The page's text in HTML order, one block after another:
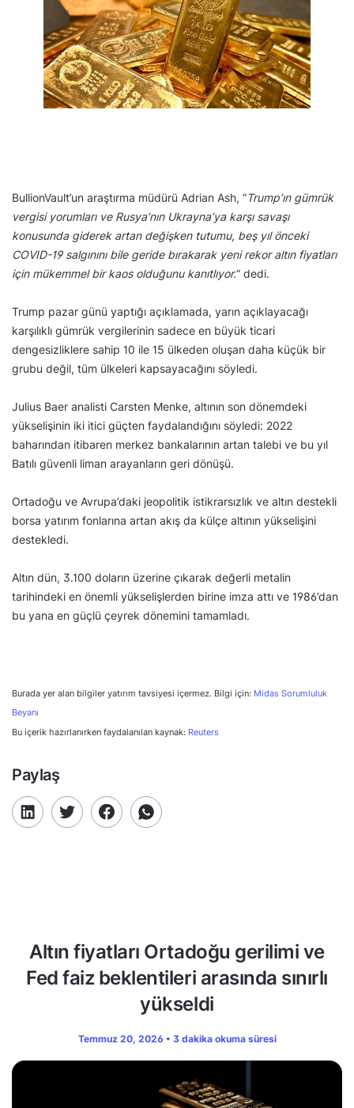
BullionVault’un araştırma müdürü Adrian Ash, “Trump’ın gümrük
vergisi yorumları ve Rusya’nın Ukrayna’ya karşı savaşı
konusunda giderek artan değişken tutumu, beş yıl önceki
COVID-19 salgınını bile geride bırakarak yeni rekor altın fiyatları
için mükemmel bir kaos olduğunu kanıtlıyor.” dedi.
Trump pazar günü yaptığı açıklamada, yarın açıklayacağı
karşılıklı gümrük vergilerinin sadece en büyük ticari
dengesizliklere sahip 10 ile 15 ülkeden oluşan daha küçük bir
grubu değil, tüm ülkeleri kapsayacağını söyledi.
Julius Baer analisti Carsten Menke, altının son dönemdeki
yükselişinin iki itici güçten faydalandığını söyledi: 2022
baharından itibaren merkez bankalarının artan talebi ve bu yıl
Batılı güvenli liman arayanların geri dönüşü.
Ortadoğu ve Avrupa’daki jeopolitik istikrarsızlık ve altın destekli
borsa yatırım fonlarına artan akış da külçe altının yükselişini
destekledi.
Altın dün, 3.100 doların üzerine çıkarak değerli metalin
tarihindeki en önemli yükselişlerden birine imza attı ve 1986’dan
bu yana en güçlü çeyrek dönemini tamamladı.
Burada yer alan bilgiler yatırım tavsiyesi içermez. Bilgi için: Midas Sorumluluk
Beyanı
Bu içerik hazırlanırken faydalanılan kaynak: Reuters
Paylaş
Altın fiyatları Ortadoğu gerilimi ve
Fed faiz beklentileri arasında sınırlı
yükseldi
Temmuz 20, 2026 • 3 dakika okuma süresi